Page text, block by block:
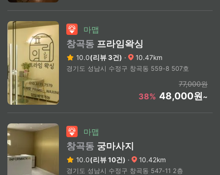
마맵
창곡동 프라임왁싱
10.0(리뷰 3건) · 10.47km
경기도 성남시 수정구 창곡동 559-8 507호
77,000원
38% 48,000원~
마맵
창곡동 궁마사지
10.0(리뷰 10건) · 10.42km
경기도 성남시 수정구 창곡동 547-11 2층